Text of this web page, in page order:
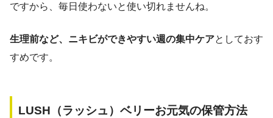
ですから、毎日使わないと使い切れませんね。
生理前など、ニキビができやすい週の集中ケアとしておす
すめです。
LUSH（ラッシュ）ベリーお元気の保管方法